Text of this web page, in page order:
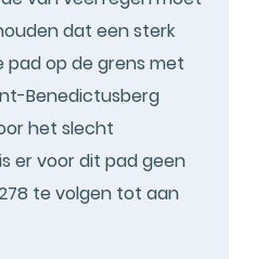
dat een sterk
pad op de grens met
Benedictusberg
het slecht
er voor dit pad geen
te volgen tot aan